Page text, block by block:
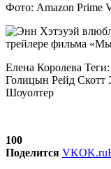
Фото: Amazon Prime
Елена Королева
Голицын Рейд
Шоуолтер
100
Поделится VKOK.ru